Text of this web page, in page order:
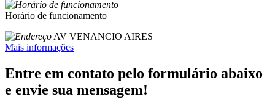
Horário de funcionamento
AV VENANCIO AIRES
Mais informações
Entre em contato pelo formulário abaixo
e envie sua mensagem!